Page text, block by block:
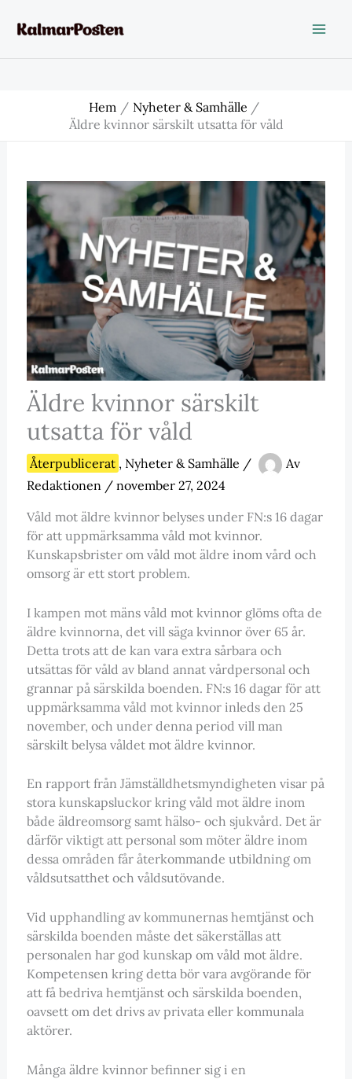
Hem
Nyheter & Samhälle
Äldre kvinnor särskilt utsatta för våld
Äldre kvinnor särskilt
utsatta för våld
Återpublicerat , Nyheter & Samhälle /
Av
Redaktionen / november 27, 2024
Våld mot äldre kvinnor belyses under FN:s 16 dagar
för att uppmärksamma våld mot kvinnor.
Kunskapsbrister om våld mot äldre inom vård och
omsorg är ett stort problem.
I kampen mot mäns våld mot kvinnor glöms ofta de
äldre kvinnorna, det vill säga kvinnor över 65 år.
Detta trots att de kan vara extra sårbara och
utsättas för våld av bland annat vårdpersonal och
grannar på särskilda boenden. FN:s 16 dagar för att
uppmärksamma våld mot kvinnor inleds den 25
november, och under denna period vill man
särskilt belysa våldet mot äldre kvinnor.
En rapport från Jämställdhetsmyndigheten visar på
stora kunskapsluckor kring våld mot äldre inom
både äldreomsorg samt hälso- och sjukvård. Det är
därför viktigt att personal som möter äldre inom
dessa områden får återkommande utbildning om
våldsutsatthet och våldsutövande.
Vid upphandling av kommunernas hemtjänst och
särskilda boenden måste det säkerställas att
personalen har god kunskap om våld mot äldre.
Kompetensen kring detta bör vara avgörande för
att få bedriva hemtjänst och särskilda boenden,
oavsett om det drivs av privata eller kommunala
aktörer.
Många äldre kvinnor befinner sig i en